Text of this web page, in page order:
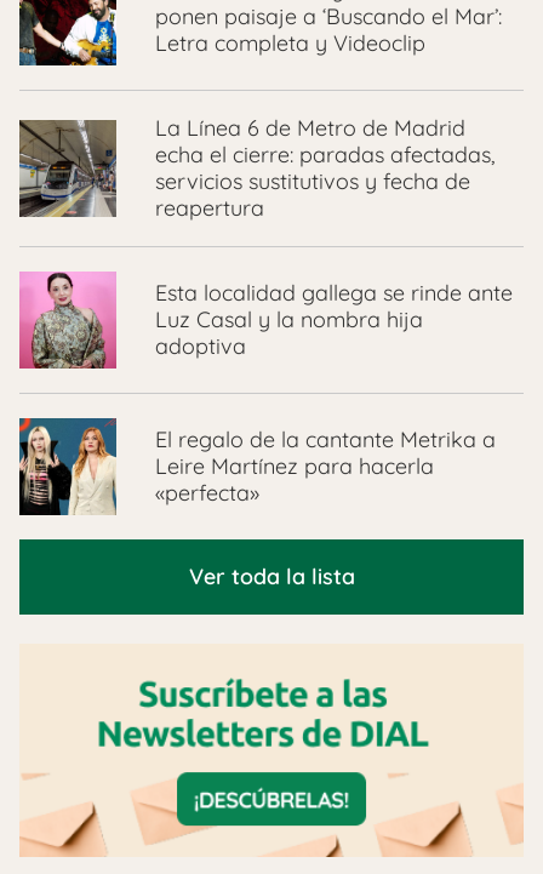
ponen paisaje a ‘Buscando el Mar’:
Letra completa y Videoclip
La Línea 6 de Metro de Madrid
echa el cierre: paradas afectadas,
servicios sustitutivos y fecha de
reapertura
Esta localidad gallega se rinde ante
Luz Casal y la nombra hija
adoptiva
El regalo de la cantante Metrika a
Leire Martínez para hacerla
«perfecta»
Ver toda la lista